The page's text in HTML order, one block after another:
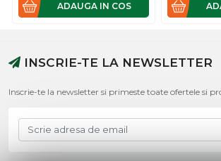
ADAUGA IN COS
INSCRIE-TE LA NEWSLETTER
Inscrie-te la newsletter si primeste toate ofertele si